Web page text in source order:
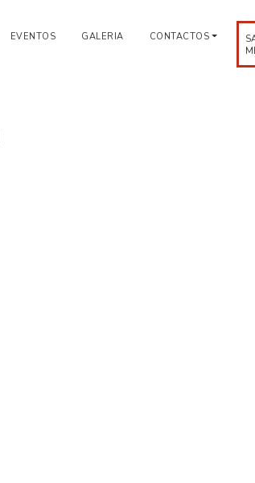
EVENTOS GALERIA CONTACTOS